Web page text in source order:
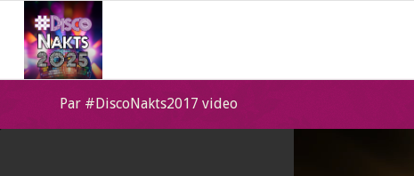
Par #DiscoNakts2017 video